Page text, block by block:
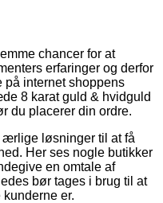
chancer for at
erfaringer og derfor
internet shoppens
8 karat guld & hvidguld
du placerer din ordre.
ærlige løsninger til at få
Her ses nogle butikker
en omtale af
bør tages i brug til at
er.